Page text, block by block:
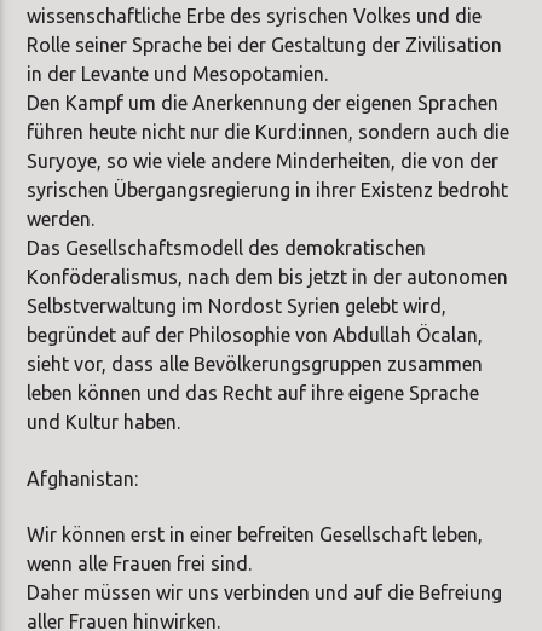
wissenschaftliche Erbe des syrischen Volkes und die
Rolle seiner Sprache bei der Gestaltung der Zivilisation
in der Levante und Mesopotamien.
Den Kampf um die Anerkennung der eigenen Sprachen
führen heute nicht nur die Kurd:innen, sondern auch die
Suryoye, so wie viele andere Minderheiten, die von der
syrischen Übergangsregierung in ihrer Existenz bedroht
werden.
Das Gesellschaftsmodell des demokratischen
Konföderalismus, nach dem bis jetzt in der autonomen
Selbstverwaltung im Nordost Syrien gelebt wird,
begründet auf der Philosophie von Abdullah Öcalan,
sieht vor, dass alle Bevölkerungsgruppen zusammen
leben können und das Recht auf ihre eigene Sprache
und Kultur haben.
Afghanistan:
Wir können erst in einer befreiten Gesellschaft leben,
wenn alle Frauen frei sind.
Daher müssen wir uns verbinden und auf die Befreiung
aller Frauen hinwirken.